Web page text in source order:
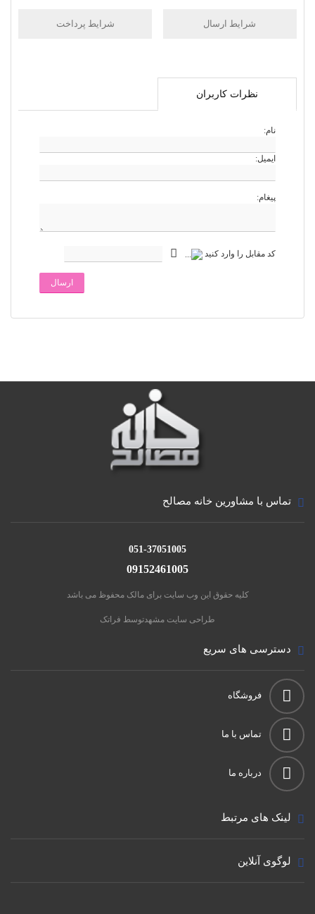
شرایط ارسال شرایط پرداخت
نظرات کاربران
نام:
ایمیل:
پیغام:
کد مقابل را وارد کنید
ارسال
تماس با مشاورین خانه مصالح
051-37051005
09152461005
کلیه حقوق این وب سایت برای مالک محفوظ می باشد
طراحی سایت مشهدتوسط فراتک
دسترسی های سریع
فروشگاه
تماس با ما
درباره ما
لینک های مرتبط
لوگوی آنلاین